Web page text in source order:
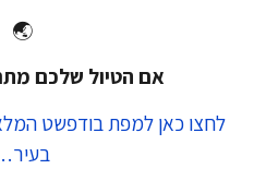
אם הטיול שלכם
בעיר…